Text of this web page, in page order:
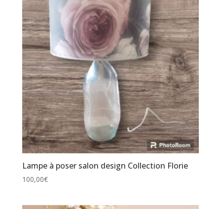
Lampe à poser salon design Collection Florie
100,00€